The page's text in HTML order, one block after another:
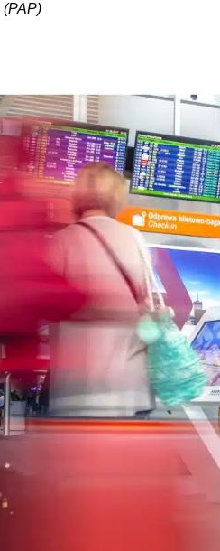
(PAP)